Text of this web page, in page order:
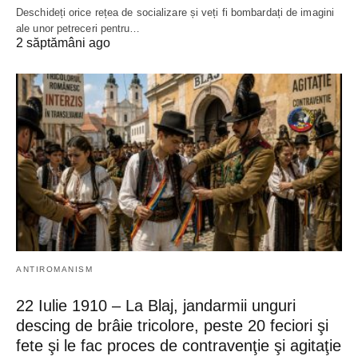
Deschideți orice rețea de socializare și veți fi bombardați de imagini
ale unor petreceri pentru…
2 săptămâni ago
ANTIROMANISM
22 Iulie 1910 – La Blaj, jandarmii unguri
descing de brâie tricolore, peste 20 feciori şi
fete şi le fac proces de contravenţie şi agitaţie